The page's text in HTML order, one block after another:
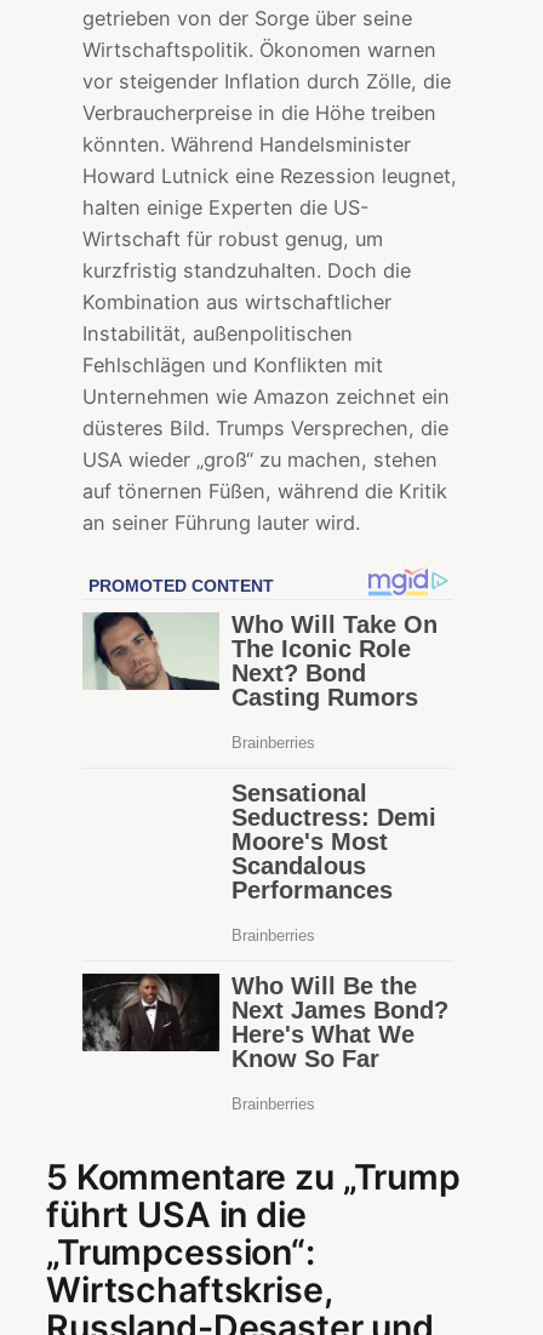
getrieben von der Sorge über seine
Wirtschaftspolitik. Ökonomen warnen
vor steigender Inflation durch Zölle, die
Verbraucherpreise in die Höhe treiben
könnten. Während Handelsminister
Howard Lutnick eine Rezession leugnet,
halten einige Experten die US-
Wirtschaft für robust genug, um
kurzfristig standzuhalten. Doch die
Kombination aus wirtschaftlicher
Instabilität, außenpolitischen
Fehlschlägen und Konflikten mit
Unternehmen wie Amazon zeichnet ein
düsteres Bild. Trumps Versprechen, die
USA wieder „groß“ zu machen, stehen
auf tönernen Füßen, während die Kritik
an seiner Führung lauter wird.
5 Kommentare zu „Trump
führt USA in die
„Trumpcession“:
Wirtschaftskrise,